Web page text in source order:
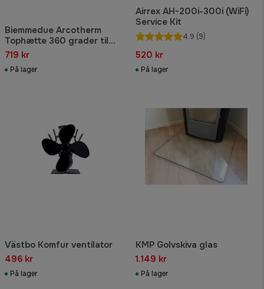
Biemmedue Arcotherm
Tophætte 360 grader til
Confort 70
719 kr
På lager
Airrex AH-200i-300i (WiFi)
Service Kit
4.9 (9)
520 kr
På lager
Västbo Komfur ventilator
496 kr
På lager
KMP Golvskiva glas
1.149 kr
På lager